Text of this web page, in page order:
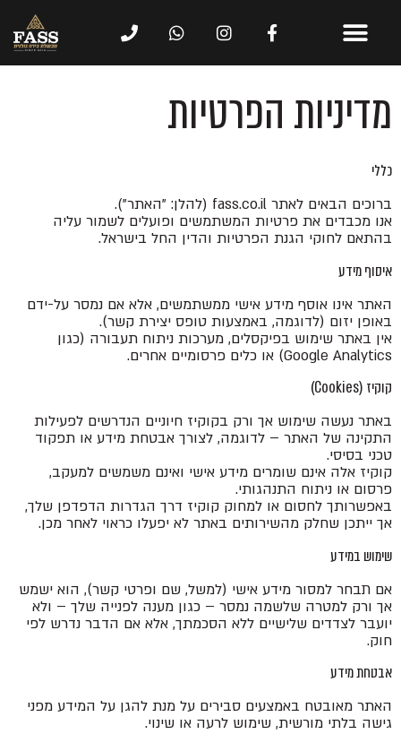
מדיניות הפרטיות
כללי
ברוכים הבאים לאתר fass.co.il (להלן: "האתר").
אנו מכבדים את פרטיות המשתמשים ופועלים לשמור עליה
בהתאם לחוקי הגנת הפרטיות והדין החל בישראל.
איסוף מידע
האתר אינו אוסף מידע אישי ממשתמשים, אלא אם נמסר על-ידם
באופן יזום (לדוגמה, באמצעות טופס יצירת קשר).
אין באתר שימוש בפיקסלים, מערכות ניתוח תעבורה (כגון
Google Analytics) או כלים פרסומיים אחרים.
קוקיז (Cookies)
באתר נעשה שימוש אך ורק בקוקיז חיוניים הנדרשים לפעילות
התקינה של האתר – לדוגמה, לצורך אבטחת מידע או תפקוד
טכני בסיסי.
קוקיז אלה אינם שומרים מידע אישי ואינם משמשים למעקב,
פרסום או ניתוח התנהגותי.
באפשרותך לחסום או למחוק קוקיז דרך הגדרות הדפדפן שלך,
אך ייתכן שחלק מהשירותים באתר לא יפעלו כראוי לאחר מכן.
שימוש במידע
אם תבחר למסור מידע אישי (למשל, שם ופרטי קשר), הוא ישמש
אך ורק למטרה שלשמה נמסר – כגון מענה לפנייה שלך – ולא
יועבר לצדדים שלישיים ללא הסכמתך, אלא אם הדבר נדרש לפי
חוק.
אבטחת מידע
האתר מאובטח באמצעים סבירים על מנת להגן על המידע מפני
גישה בלתי מורשית, שימוש לרעה או שינוי.